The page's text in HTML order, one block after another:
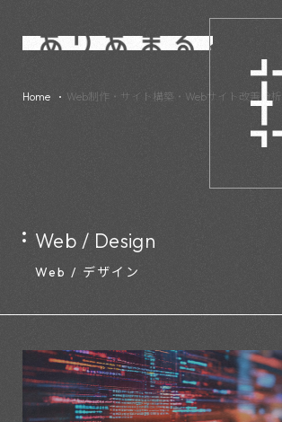
Home Web制作・サイト構築・Webサイト改善分析
Web / Design
Web / デザイン